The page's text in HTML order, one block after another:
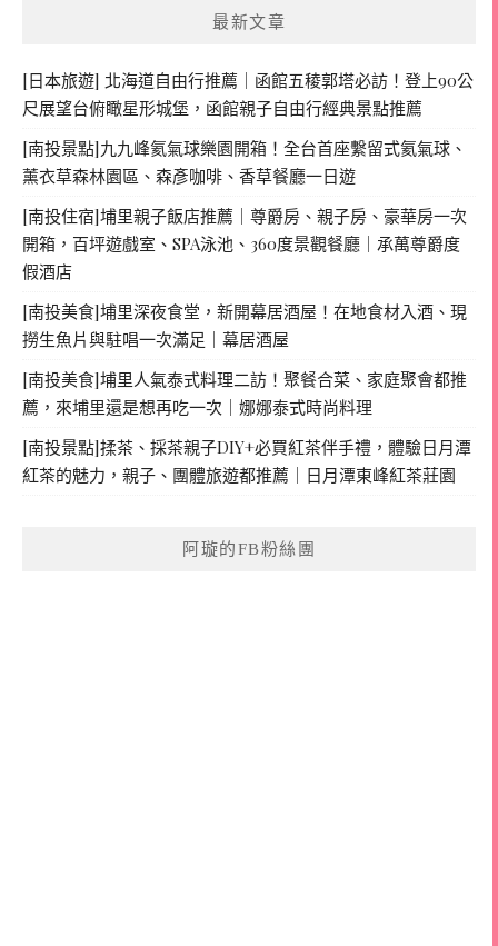
最新文章
[日本旅遊] 北海道自由行推薦｜函館五稜郭塔必訪！登上90公
尺展望台俯瞰星形城堡，函館親子自由行經典景點推薦
[南投景點]九九峰氦氣球樂園開箱！全台首座繫留式氦氣球、
薰衣草森林園區、森彥咖啡、香草餐廳一日遊
[南投住宿]埔里親子飯店推薦｜尊爵房、親子房、豪華房一次
開箱，百坪遊戲室、SPA泳池、360度景觀餐廳｜承萬尊爵度
假酒店
[南投美食]埔里深夜食堂，新開幕居酒屋！在地食材入酒、現
撈生魚片與駐唱一次滿足｜幕居酒屋
[南投美食]埔里人氣泰式料理二訪！聚餐合菜、家庭聚會都推
薦，來埔里還是想再吃一次｜娜娜泰式時尚料理
[南投景點]揉茶、採茶親子DIY+必買紅茶伴手禮，體驗日月潭
紅茶的魅力，親子、團體旅遊都推薦｜日月潭東峰紅茶莊園
阿璇的FB粉絲團